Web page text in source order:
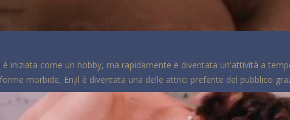
è iniziata come un hobby, ma rapidamente è diventata un'attività a
morbide, Enjil è diventata una delle attrici preferite del pubblico